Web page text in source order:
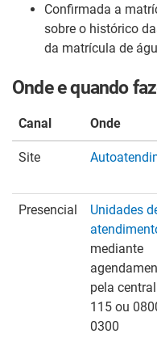
Confirmada a
sobre o histórico
da matrícula de
Onde e quando
Canal Onde
Site
Presencial
Unidades
mediante
pela
115 ou
0300